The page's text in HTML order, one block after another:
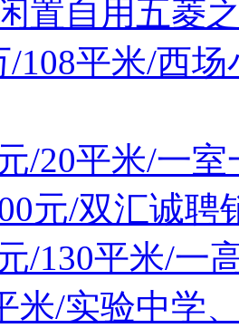
置自用五菱
/108平米/西
/20平米/一
元/双汇诚聘
/130平米/一
米/实验中学